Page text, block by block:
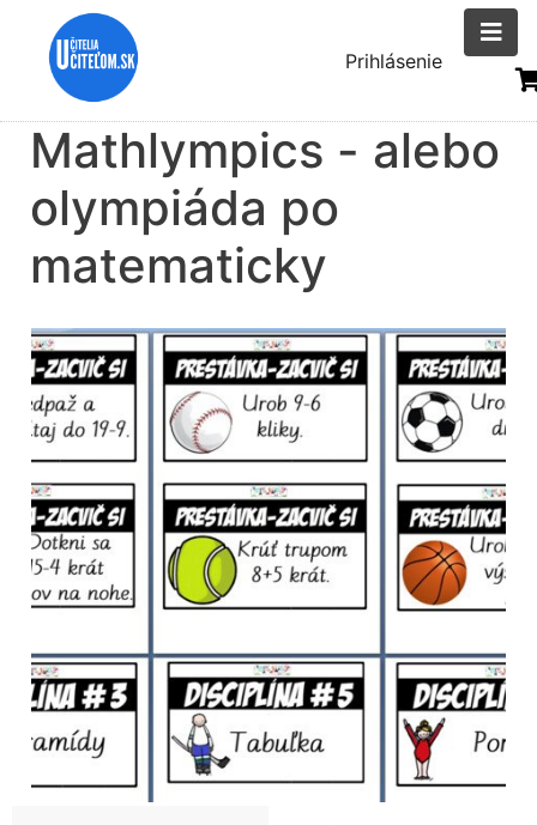
Menu
účtu
Prihlásenie
Mathlympics - alebo
olympiáda po
matematicky